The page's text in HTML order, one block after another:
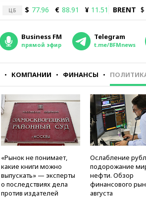
ЦБ $ 77.96 € 88.91 ¥ 11.51 BRENT $
Business FM
прямой эфир
Telegram
t.me/BFMnews
КОМПАНИИ ФИНАНСЫ
«Рынок не понимает,
какие книги можно
выпускать» — эксперты
о последствиях дела
против издателей
Ослабление
подорожание
нефти. Обзор
финансового
августа